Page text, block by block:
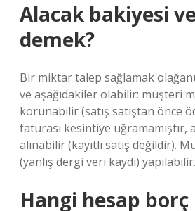
Alacak bakiyesi
demek?
Bir miktar talep sağlamak
ve aşağıdakiler olabilir: müşteri
korunabilir (satış satıştan önce
faturası kesintiye uğramamıştır,
alınabilir (kayıtlı satış değildir).
(yanlış dergi veri kaydı) yapılabilir.
Hangi hesap